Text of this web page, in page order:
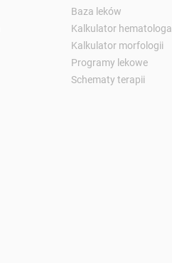
Baza leków
Kalkulator hematologa
Kalkulator morfologii
Programy lekowe
Schematy terapii